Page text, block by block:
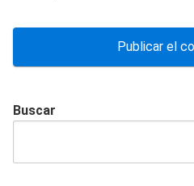
Buscar